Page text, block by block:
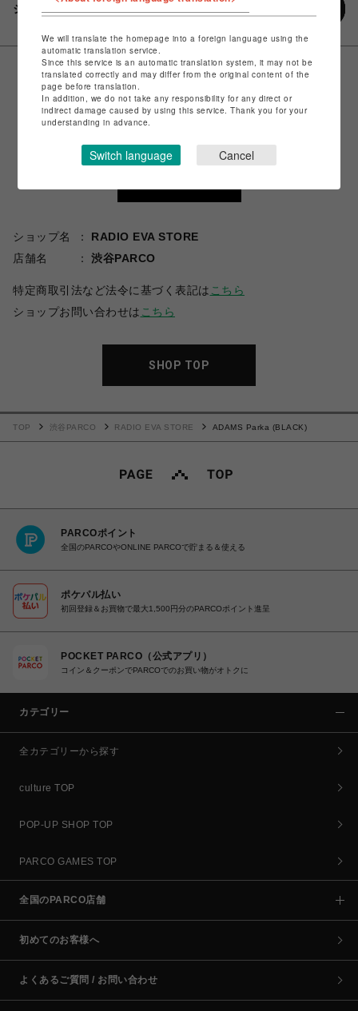
シェアする
ショップ名
RADIO EVA STORE
店舗名
渋谷PARCO
特定商取引法など法令に基づく表記は こちら
ショップお問い合わせは こちら
SHOP TOP
TOP 渋谷PARCO RADIO EVA STORE ADAMS Parka (BLACK)
PARCOポイント
全国のPARCOやONLINE PARCOで貯まる＆使える
ポケパル払い
初回登録＆お買物で最大1,500円分のPARCOポイント進呈
POCKET PARCO（公式アプリ）
コイン＆クーポンでPARCOでのお買い物がオトクに
カテゴリー
全カテゴリーから探す
culture TOP
POP-UP SHOP TOP
PARCO GAMES TOP
全国のPARCO店舗
初めてのお客様へ
よくあるご質問 / お問い合わせ
We will translate the homepage into a foreign language using the
automatic translation service.
Since this service is an automatic translation system, it may not be
translated correctly and may differ from the original content of the
page before translation.
In addition, we do not take any responsibility for any direct or
indirect damage caused by using this service. Thank you for your
understanding in advance.
Switch language Cancel